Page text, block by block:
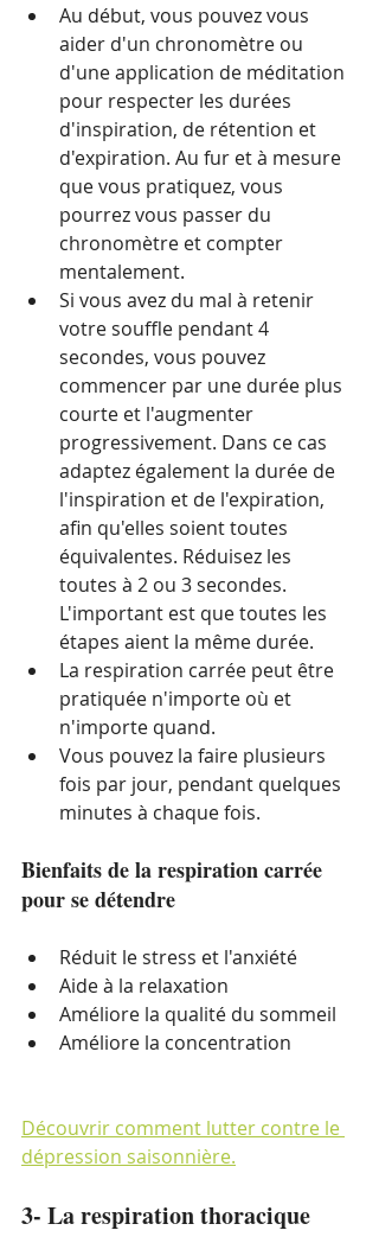
Au début, vous pouvez vous
aider d'un chronomètre ou
d'une application de méditation
pour respecter les durées
d'inspiration, de rétention et
d'expiration. Au fur et à mesure
que vous pratiquez, vous
pourrez vous passer du
chronomètre et compter
mentalement.
Si vous avez du mal à retenir
votre souffle pendant 4
secondes, vous pouvez
commencer par une durée plus
courte et l'augmenter
progressivement. Dans ce cas
adaptez également la durée de
l'inspiration et de l'expiration,
afin qu'elles soient toutes
équivalentes. Réduisez les
toutes à 2 ou 3 secondes.
L'important est que toutes les
étapes aient la même durée.
La respiration carrée peut être
pratiquée n'importe où et
n'importe quand.
Vous pouvez la faire plusieurs
fois par jour, pendant quelques
minutes à chaque fois.
Bienfaits de la respiration carrée
pour se détendre
Réduit le stress et l'anxiété
Aide à la relaxation
Améliore la qualité du sommeil
Améliore la concentration
Découvrir comment lutter contre le
dépression saisonnière.
3- La respiration thoracique